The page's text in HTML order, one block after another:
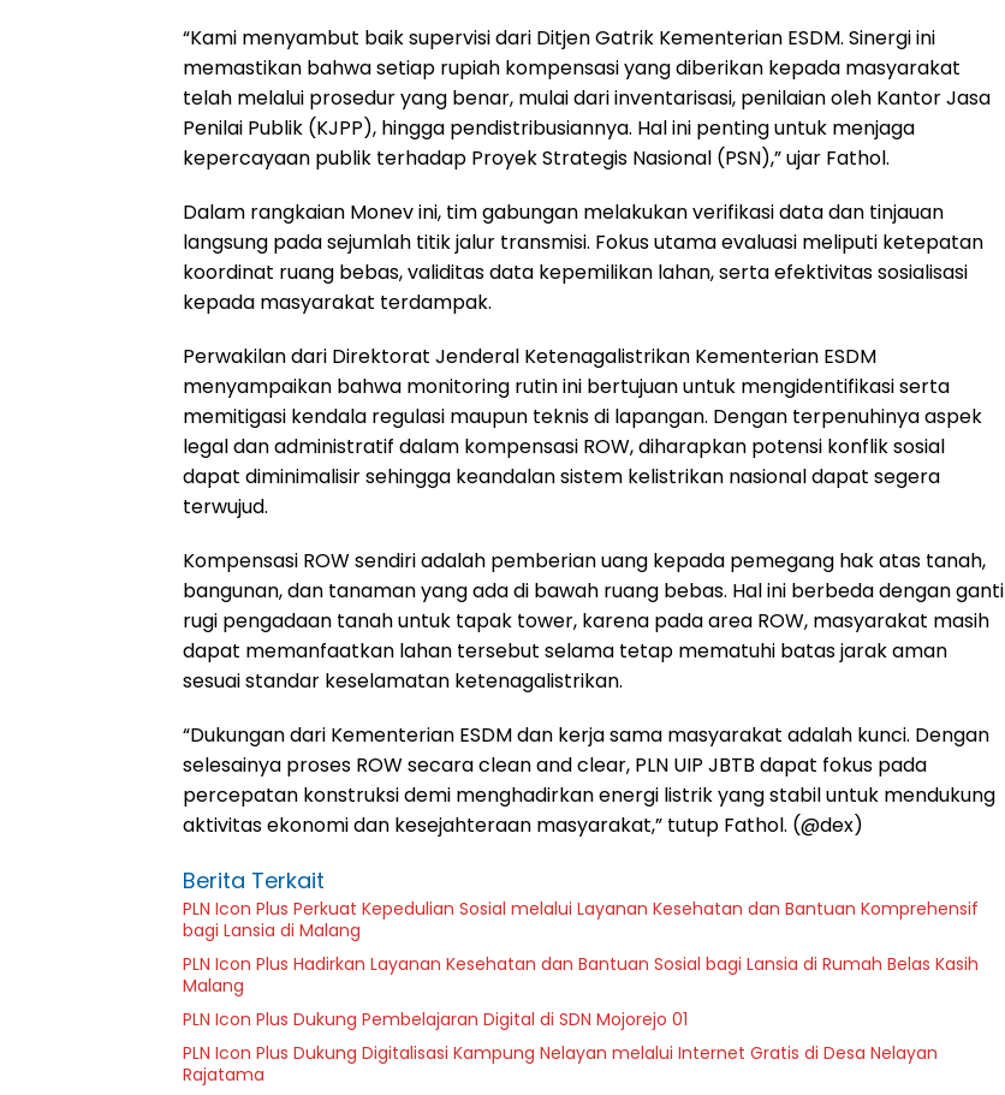
“Kami menyambut baik supervisi dari Ditjen Gatrik Kementerian ESDM. Sinergi ini
memastikan bahwa setiap rupiah kompensasi yang diberikan kepada masyarakat
telah melalui prosedur yang benar, mulai dari inventarisasi, penilaian oleh Kantor Jasa
Penilai Publik (KJPP), hingga pendistribusiannya. Hal ini penting untuk menjaga
kepercayaan publik terhadap Proyek Strategis Nasional (PSN),” ujar Fathol.
Dalam rangkaian Monev ini, tim gabungan melakukan verifikasi data dan tinjauan
langsung pada sejumlah titik jalur transmisi. Fokus utama evaluasi meliputi ketepatan
koordinat ruang bebas, validitas data kepemilikan lahan, serta efektivitas sosialisasi
kepada masyarakat terdampak.
Perwakilan dari Direktorat Jenderal Ketenagalistrikan Kementerian ESDM
menyampaikan bahwa monitoring rutin ini bertujuan untuk mengidentifikasi serta
memitigasi kendala regulasi maupun teknis di lapangan. Dengan terpenuhinya aspek
legal dan administratif dalam kompensasi ROW, diharapkan potensi konflik sosial
dapat diminimalisir sehingga keandalan sistem kelistrikan nasional dapat segera
terwujud.
Kompensasi ROW sendiri adalah pemberian uang kepada pemegang hak atas tanah,
bangunan, dan tanaman yang ada di bawah ruang bebas. Hal ini berbeda dengan ganti
rugi pengadaan tanah untuk tapak tower, karena pada area ROW, masyarakat masih
dapat memanfaatkan lahan tersebut selama tetap mematuhi batas jarak aman
sesuai standar keselamatan ketenagalistrikan.
“Dukungan dari Kementerian ESDM dan kerja sama masyarakat adalah kunci. Dengan
selesainya proses ROW secara clean and clear, PLN UIP JBTB dapat fokus pada
percepatan konstruksi demi menghadirkan energi listrik yang stabil untuk mendukung
aktivitas ekonomi dan kesejahteraan masyarakat,” tutup Fathol. (@dex)
Berita Terkait
PLN Icon Plus Perkuat Kepedulian Sosial melalui Layanan Kesehatan dan Bantuan Komprehensif
bagi Lansia di Malang
PLN Icon Plus Hadirkan Layanan Kesehatan dan Bantuan Sosial bagi Lansia di Rumah Belas Kasih
Malang
PLN Icon Plus Dukung Pembelajaran Digital di SDN Mojorejo 01
PLN Icon Plus Dukung Digitalisasi Kampung Nelayan melalui Internet Gratis di Desa Nelayan
Rajatama